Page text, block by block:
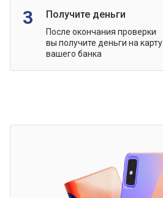
3 Получите деньги
После окончания проверки
вы получите деньги на карту
вашего банка